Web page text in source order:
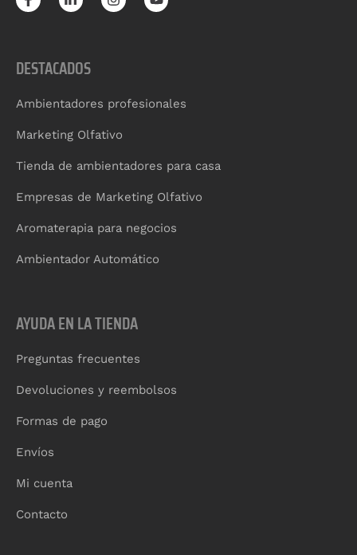
DESTACADOS
Ambientadores profesionales
Marketing Olfativo
Tienda de ambientadores para casa
Empresas de Marketing Olfativo
Aromaterapia para negocios
Ambientador Automático
AYUDA EN LA TIENDA
Preguntas frecuentes
Devoluciones y reembolsos
Formas de pago
Envíos
Mi cuenta
Contacto